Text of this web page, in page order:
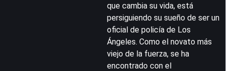
que cambia su vida, está
persiguiendo su sueño de ser un
oficial de policía de Los
Ángeles. Como el novato más
viejo de la fuerza, se ha
encontrado con el